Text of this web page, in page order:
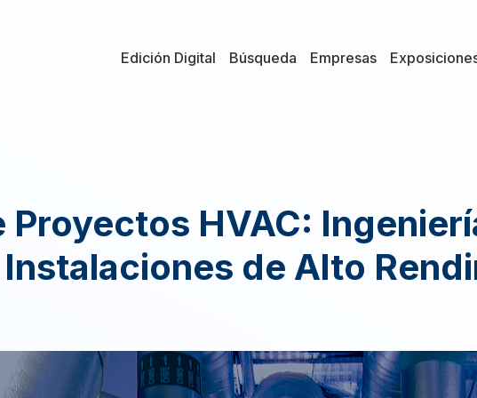
Edición Digital Búsqueda Empresas
Proyectos HVAC:
de Alto